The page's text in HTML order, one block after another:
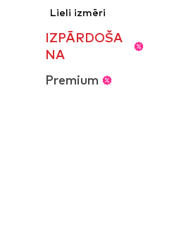
Lieli izmēri
IZPĀRDOŠA
NA
Premium